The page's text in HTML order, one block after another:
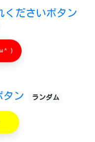
くださいボタン
)
タン ランダム